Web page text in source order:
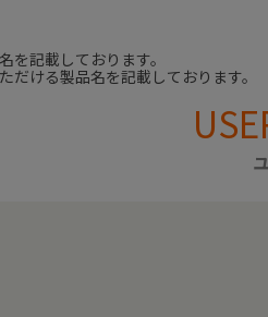
を記載しております。
ける製品名を記載しております。